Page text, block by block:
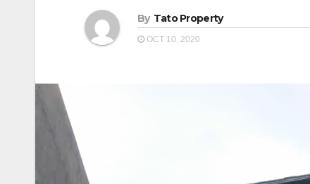
By Tato Property
OCT 10, 2020